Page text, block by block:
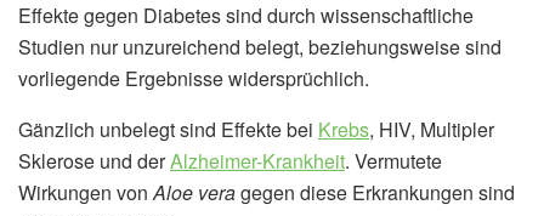
Effekte gegen Diabetes sind durch wissenschaftliche
Studien nur unzureichend belegt, beziehungsweise sind
vorliegende Ergebnisse widersprüchlich.
Gänzlich unbelegt sind Effekte bei Krebs, HIV, Multipler
Sklerose und derAlzheimer-Krankheit. Vermutete
Wirkungen vonAloe veragegen diese Erkrankungen sind